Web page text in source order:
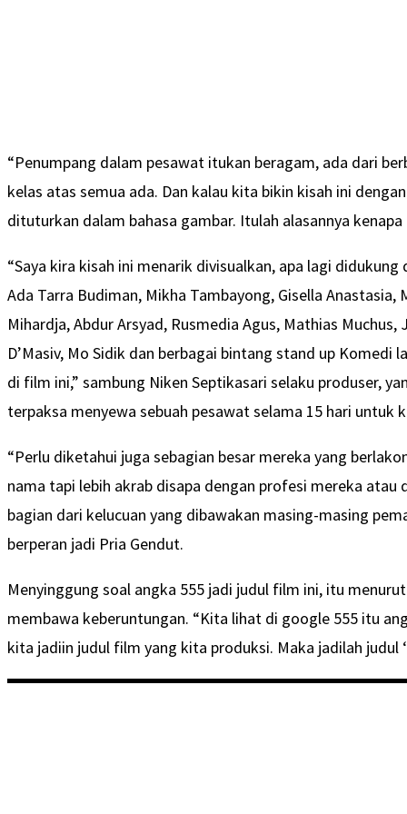
“Penumpang dalam pesawat itukan beragam, ada dari
kelas atas semua ada. Dan kalau kita bikin kisah ini
dituturkan dalam bahasa gambar. Itulah alasannya
“Saya kira kisah ini menarik divisualkan, apa lagi
Ada Tarra Budiman, Mikha Tambayong, Gisella Anastasia,
Mihardja, Abdur Arsyad, Rusmedia Agus, Mathias
D’Masiv, Mo Sidik dan berbagai bintang stand up Komedi
di film ini,” sambung Niken Septikasari selaku produser,
terpaksa menyewa sebuah pesawat selama 15 hari untuk
“Perlu diketahui juga sebagian besar mereka yang
nama tapi lebih akrab disapa dengan profesi mereka atau
bagian dari kelucuan yang dibawakan masing-masing
berperan jadi Pria Gendut.
Menyinggung soal angka 555 jadi judul film ini, itu
membawa keberuntungan. “Kita lihat di google 555 itu
kita jadiin judul film yang kita produksi. Maka jadilah judul